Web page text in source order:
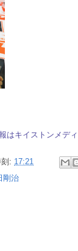
はキイストンメデ
: 17:21
剛治